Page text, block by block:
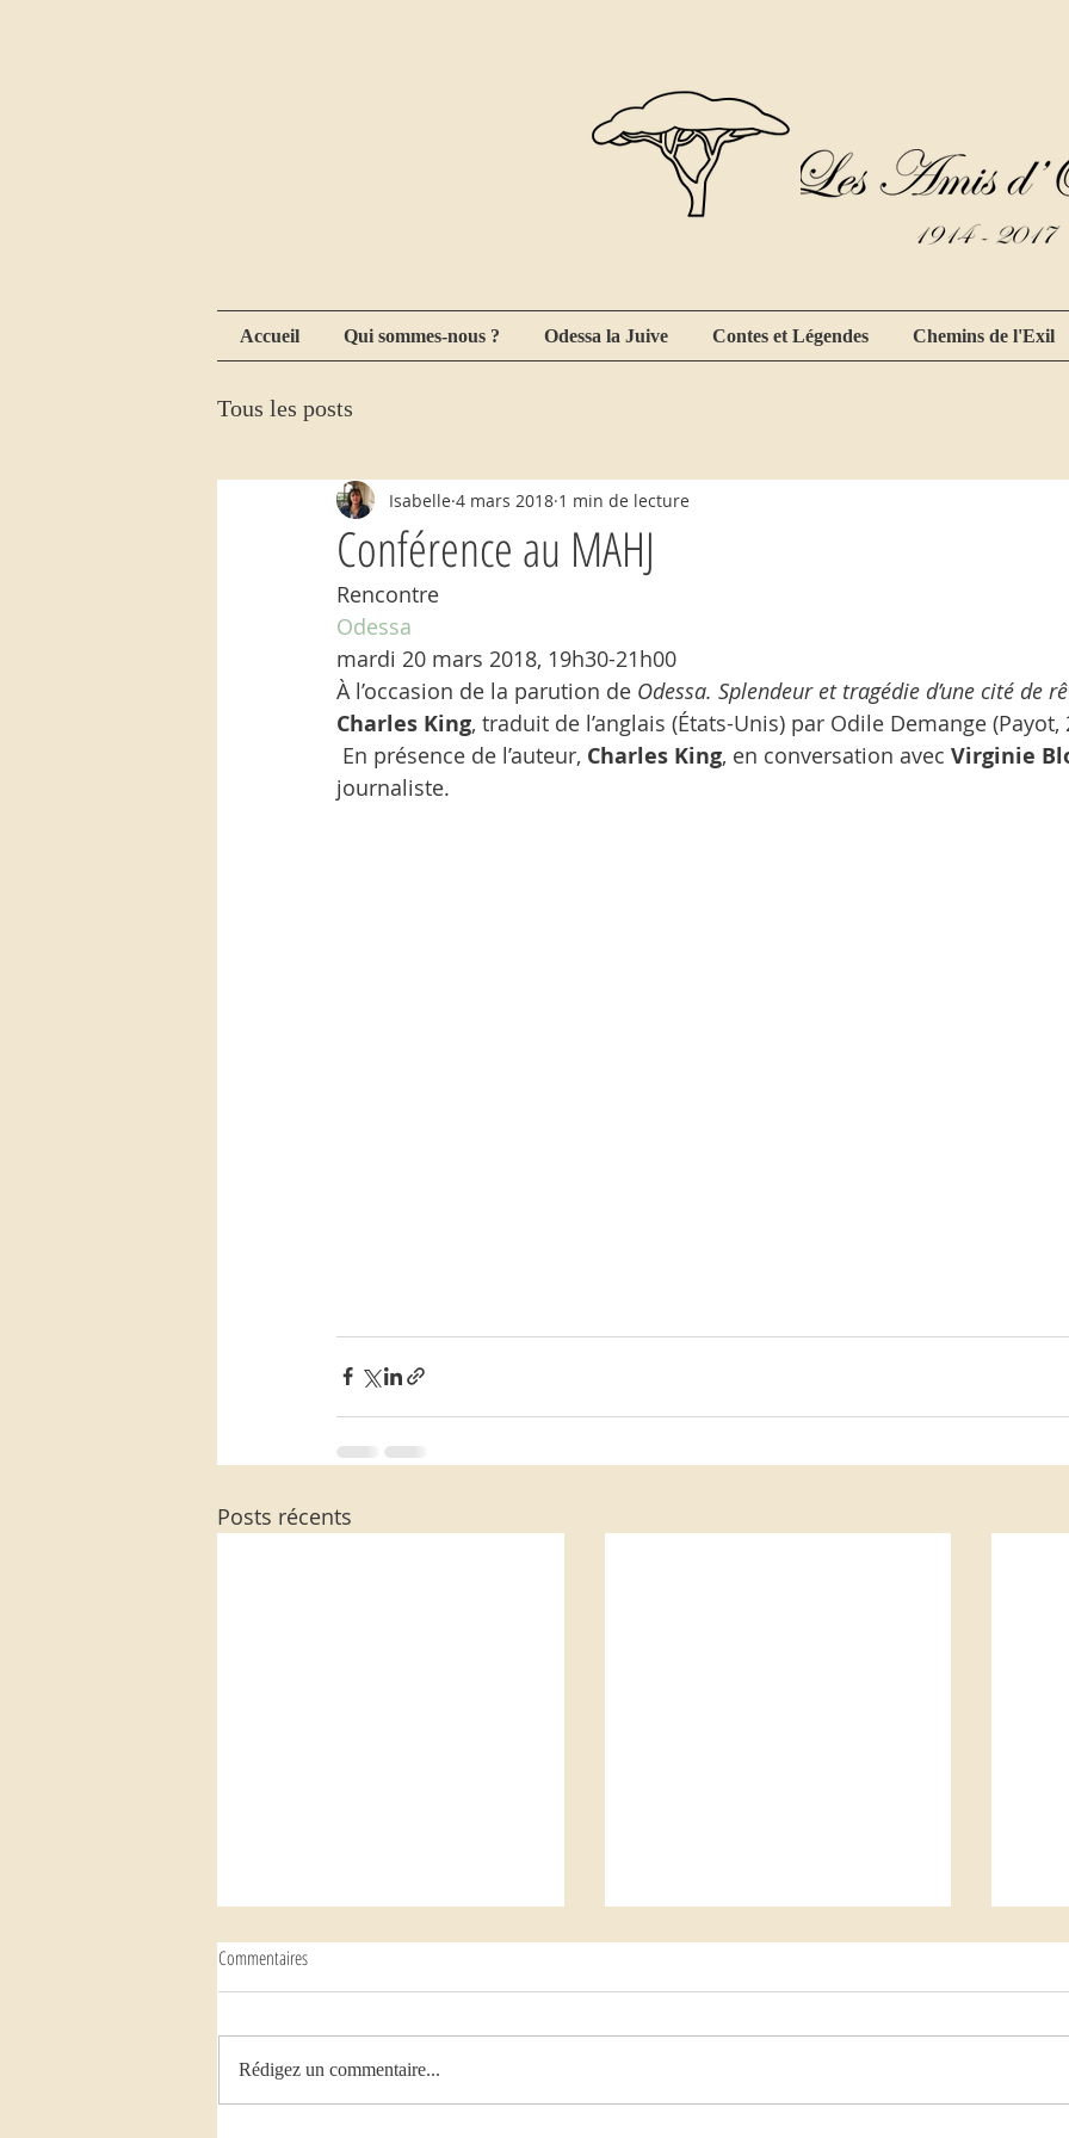
Accueil Qui sommes-nous ? Odessa la Juive Contes et Légendes Chemins de l'Exil
Tous les posts
Conférence au MAHJ
Isabelle 4 mars 2018 1 min de lecture
Rencontre
Odessa
mardi 20 mars 2018, 19h30-21h00
À l’occasion de la parution de Odessa. Splendeur et tragédie d’une cité de
Charles King, traduit de l’anglais (États-Unis) par Odile Demange (Payot,
En présence de l’auteur, Charles King, en conversation avec Virginie
journaliste.
Posts récents
Commentaires
Rédigez un commentaire...